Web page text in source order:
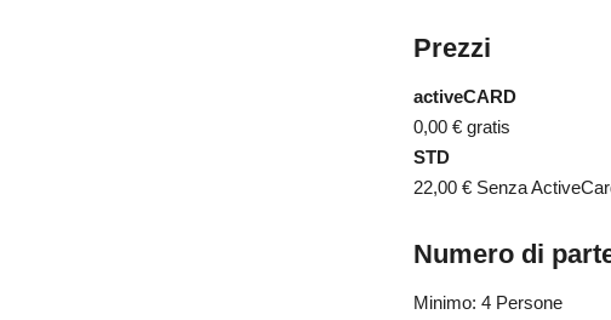
Prezzi
activeCARD
0,00 €gratis
STD
22,00 € Senza
Numero di
Minimo: 4 Persone